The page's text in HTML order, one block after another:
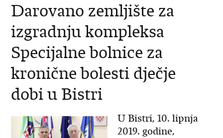
Darovano zemljište za
izgradnju kompleksa
Specijalne bolnice za
kronične bolesti dječje
dobi u Bistri
U Bistri, 10. lipnja
2019. godine,